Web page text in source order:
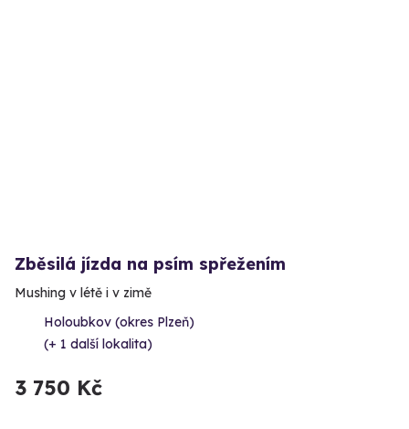
Zběsilá jízda na psím spřežením
Mushing v létě i v zimě
Holoubkov (okres Plzeň)
(+ 1 další lokalita)
3 750 Kč